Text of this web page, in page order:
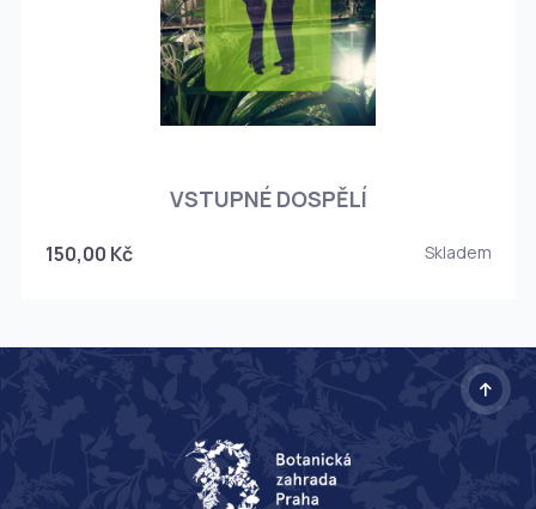
VSTUPNÉ DOSPĚLÍ
150,00 Kč Skladem